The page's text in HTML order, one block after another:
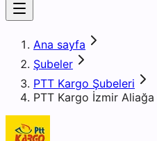
Ana sayfa
Şubeler
PTT Kargo Şubeleri
PTT Kargo İzmir Aliağa